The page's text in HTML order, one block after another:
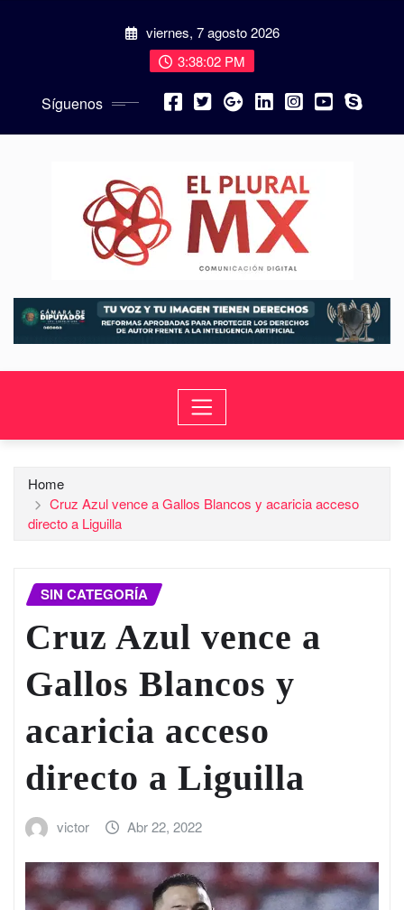
viernes, 7 agosto 2026
3:38:03 PM
Síguenos
Home
Cruz Azul vence a Gallos Blancos y acaricia acceso
directo a Liguilla
SIN CATEGORÍA
Cruz Azul vence a
Gallos Blancos y
acaricia acceso
directo a Liguilla
victor Abr 22, 2022